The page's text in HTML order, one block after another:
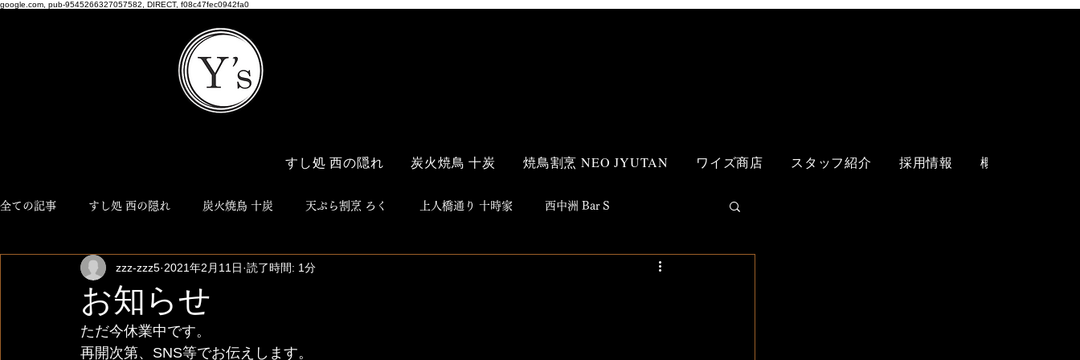
google.com, pub-9545266327057582, DIRECT, f08c47fec0942fa0
すし処 西の隠れ 炭火焼鳥 十炭 焼鳥割烹 NEO JYUTAN ワイズ商店 スタッフ紹介 採用情報 概要
全ての記事 すし処 西の隠れ 炭火焼鳥 十炭 天ぷら割烹 ろく 上人橋通り 十時家 西中洲 Bar S
博多おでん ろく NEO JYUTAN ワイズ商店 居酒屋
お知らせ
zzz-zzz5 2021年2月11日 読了時間: 1分
ただ今休業中です。
再開次第、SNS等でお伝えします。